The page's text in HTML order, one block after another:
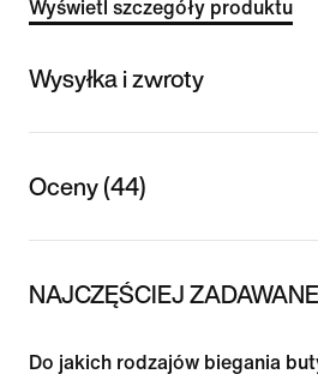
Wyświetl szczegóły produktu
Wysyłka i zwroty
Oceny (44)
NAJCZĘŚCIEJ
Do jakich rodzajów biegania